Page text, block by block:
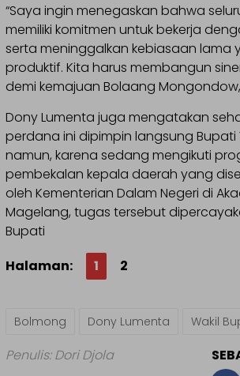
“Saya ingin menegaskan bahwa
memiliki komitmen untuk bekerja
serta meninggalkan kebiasaan lama
produktif. Kita harus membangun
demi kemajuan Bolaang
Dony Lumenta juga mengatakan
perdana ini dipimpin langsung Bupati
namun, karena sedang mengikuti
pembekalan kepala daerah yang
oleh Kementerian Dalam Negeri di
Magelang, tugas tersebut
Bupati
Halaman:
1 2
Bolmong Dony Lumenta Wakil
Penulis: Dori Djola